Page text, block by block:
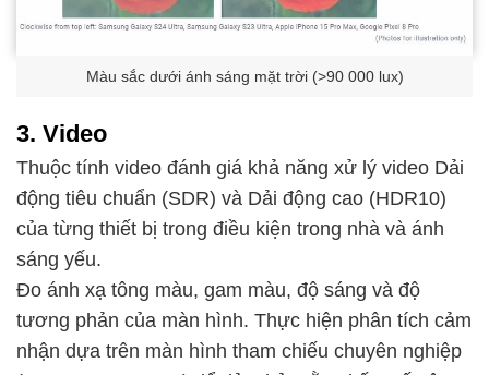
Màu sắc dưới ánh sáng mặt trời (>90 000 lux)
3. Video
Thuộc tính video đánh giá khả năng xử lý video Dải
động tiêu chuẩn (SDR) và Dải động cao (HDR10)
của từng thiết bị trong điều kiện trong nhà và ánh
sáng yếu.
Đo ánh xạ tông màu, gam màu, độ sáng và độ
tương phản của màn hình. Thực hiện phân tích cảm
nhận dựa trên màn hình tham chiếu chuyên nghiệp